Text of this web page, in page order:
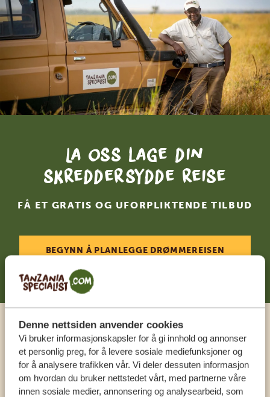
Denne nettsiden anvender cookies
Vi bruker informasjonskapsler for å gi innhold og annonser
et personlig preg, for å levere sosiale mediefunksjoner og
for å analysere trafikken vår. Vi deler dessuten informasjon
om hvordan du bruker nettstedet vårt, med partnerne våre
innen sosiale medier, annonsering og analysearbeid, som
La oss lage din
skreddersydde reise
FÅ ET GRATIS OG UFORPLIKTENDE TILBUD
BEGYNN Å PLANLEGGE DRØMMEREISEN
DIN
Ring en ekspert
VÅRE SPESIALISTER ER HER FOR Å HJELPE
DEG